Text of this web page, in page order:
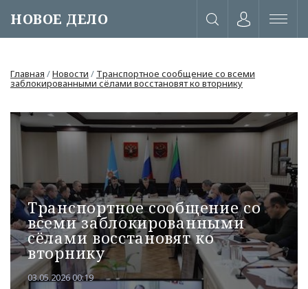
НОВОЕ ДЕЛО
или через соц. сети
Главная /Новости / Транспортное сообщение со всеми
заблокированными сёлами восстановят ко вторнику
Транспортное сообщение со
всеми заблокированными
сёлами восстановят ко
вторнику
03.05.2026 00:19